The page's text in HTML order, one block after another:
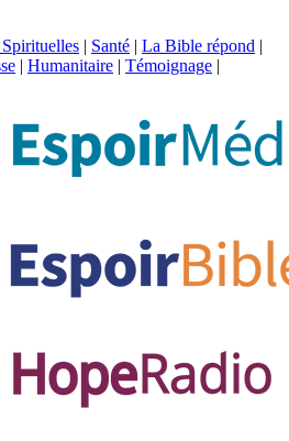
| Santé | La Bible répond |
| Humanitaire | Témoignage |